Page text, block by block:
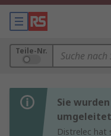
Teile-Nr.
Sie
umgeleitet
Distrelec hat